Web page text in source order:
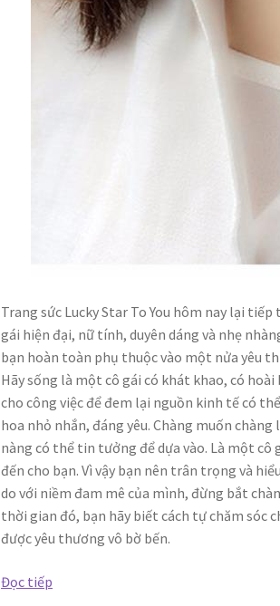
Trang sức Lucky Star To You hôm nay lại
gái hiện đại, nữ tính, duyên dáng và nhẹ
bạn hoàn toàn phụ thuộc vào một nửa yêu
Hãy sống là một cô gái có khát khao, có
cho công việc để đem lại nguồn kinh tế có
hoa nhỏ nhắn, đáng yêu. Chàng muốn
nàng có thể tin tưởng để dựa vào. Là một cô
đến cho bạn. Vì vậy bạn nên trân trọng và
do với niềm đam mê của mình, đừng bắt
thời gian đó, bạn hãy biết cách tự chăm sóc
được yêu thương vô bờ bến.
Đọc tiếp